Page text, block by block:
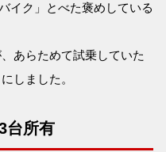
イク」とべた褒めしている
あらためて試乗していた
しました。
台所有